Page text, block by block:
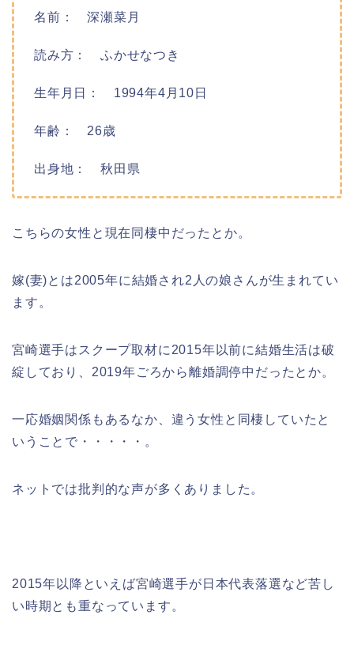
名前： 深瀬菜月
読み方： ふかせなつき
生年月日： 1994年4月10日
年齢： 26歳
出身地： 秋田県
こちらの女性と現在同棲中だったとか。
嫁(妻)とは2005年に結婚され2人の娘さんが生まれてい
ます。
宮崎選手はスクープ取材に2015年以前に結婚生活は破
綻しており、2019年ごろから離婚調停中だったとか。
一応婚姻関係もあるなか、違う女性と同棲していたと
いうことで・・・・・。
ネットでは批判的な声が多くありました。
2015年以降といえば宮崎選手が日本代表落選など苦し
い時期とも重なっています。